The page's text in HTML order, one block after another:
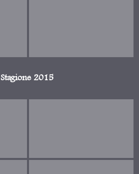
Stagione 2015